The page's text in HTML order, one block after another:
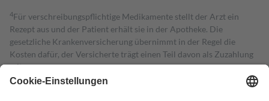
4Für verschreibungspflichtige Medikamente stellt der Arzt ein
Rezept aus und der Patient erhält sie in der Apotheke. Die
gesetzliche Krankenversicherung übernimmt in der Regel die
Kosten dafür, der Versicherte trägt einen Teil davon als Zuzahlung
mit.
Grundsätzlich leisten Mitglieder Zuzahlungen in Höhe von zehn